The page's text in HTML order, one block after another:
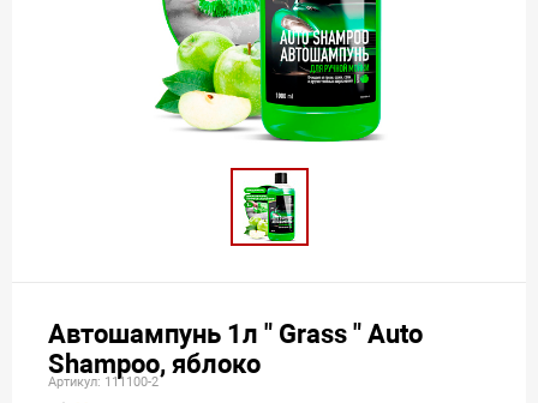
Автошампунь 1л " Grass " Auto
Shampoo, яблоко
Артикул: 111100-2